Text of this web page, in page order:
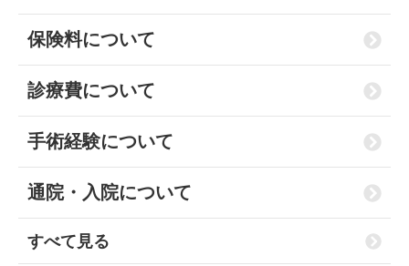
保険料について
診療費について
手術経験について
通院・入院について
すべて見る